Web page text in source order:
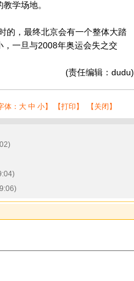
学场地。
，最终北京会有一个整体大踏
一旦与2008年奥运会失之交
(责任编辑：dudu)
体： 大 中 小】 【打印 】 【 关闭 】